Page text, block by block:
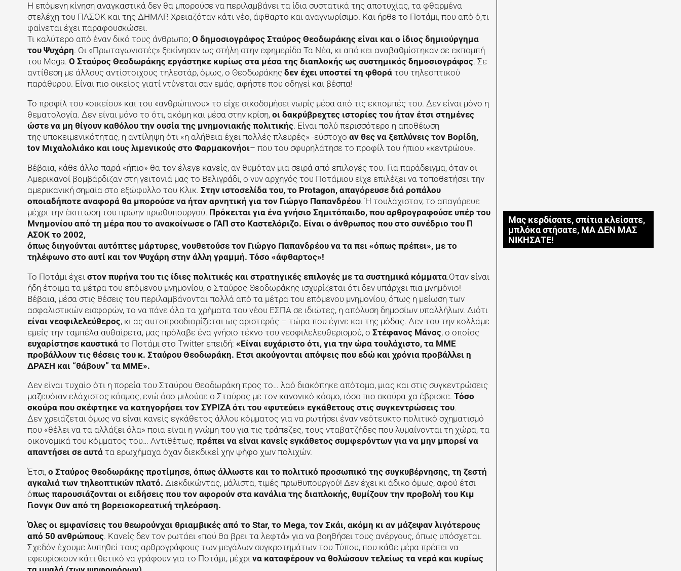
Η επόμενη κίνηση αναγκαστικά δεν θα μπορούσε να περιλαμβάνει τα ίδια συστατικά της αποτυχίας, τα φθαρμένα
στελέχη του ΠΑΣΟΚ και της ΔΗΜΑΡ. Χρειαζόταν κάτι νέο, άφθαρτο και αναγνωρίσιμο. Και ήρθε το Ποτάμι, που από ό,τι
φαίνεται έχει παραφουσκώσει.
Τι καλύτερο από έναν δικό τους άνθρωπο; Ο δημοσιογράφος Σταύρος Θεοδωράκης είναι και ο ίδιος δημιούργημα
του Ψυχάρη. Οι «Πρωταγωνιστές» ξεκίνησαν ως στήλη στην εφημερίδα Τα Νέα, κι από κει αναβαθμίστηκαν σε εκπομπή
του Mega. Ο Σταύρος Θεοδωράκης εργάστηκε κυρίως στα μέσα της διαπλοκής ως συστημικός δημοσιογράφος. Σε
αντίθεση με άλλους αντίστοιχους τηλεστάρ, όμως, ο Θεοδωράκης δεν έχει υποστεί τη φθοράτου τηλεοπτικού
παράθυρου. Είναι πιο οικείος γιατί ντύνεται σαν εμάς, αφήστε που οδηγεί και βέσπα!
Το προφίλ του «οικείου» και του «ανθρώπινου» το είχε οικοδομήσει νωρίς μέσα από τις εκπομπές του. Δεν είναι μόνο η
θεματολογία. Δεν είναι μόνο το ότι, ακόμη και μέσα στην κρίση, οι δακρύβρεχτες ιστορίες του ήταν έτσι στημένες
ώστε να μη θίγουν καθόλου την ουσία της μνημονιακής πολιτικής. Είναι πολύ περισσότερο η αποθέωση
της υποκειμενικότητας, η αντίληψη ότι «η αλήθεια έχει πολλές πλευρές» -εύστοχο αν θες να ξεπλύνεις τον Βορίδη,
tov Μιχαλολιάκο και ιους λιμενικούς στο Φαρμακονήοι– που του σφυρηλάτησε το προφίλ του ήπιου «κεντρώου».
Βέβαια, κάθε άλλο παρά «ήπιο» θα τον έλεγε κανείς, αν θυμόταν μια σειρά από επιλογές του. Για παράδειγμα, όταν οι
Αμερικανοί βομβάρδιζαν στη γειτονιά μας το Βελιγράδι, ο νυν αρχηγός του Ποτάμιου είχε επιλέξει να τοποθετήσει την
αμερικανική σημαία στο εξώφυλλο του Κλικ. Στην ιστοσελίδα του, το Protagon, απαγόρευσε διά ροπάλου
οποιαδήποτε αναφορά θα μπορούσε να ήταν αρνητική για τον Γιώργο Παπανδρέου. Ή τουλάχιστον, το απαγόρευε
μέχρι την έκπτωση του πρώην πρωθυπουργού. Πρόκειται για ένα γνήσιο Σημιτόπαιδο, που αρθρογραφούσε υπέρ του
Μνημονίου από τη μέρα που το ανακοίνωσε ο ΓΑΠ στο Καστελόριζο. Είναι ο άνθρωπος που στο συνέδριο του Π
ΑΣΟΚ το 2002,
όπως διηγούνται αυτόπτες μάρτυρες, νουθετούσε τον Γιώργο Παπανδρέου να τα πει «όπως πρέπει», με το
τηλέφωνο στο αυτί και τον Ψυχάρη στην άλλη γραμμή. Τόσο «άφθαρτος»!
Το Ποτάμι έχει στον πυρήνα του τις ίδιες πολιτικές και στρατηγικές επιλογές με τα συστημικά κόμματα.Οταν είναι
ήδη έτοιμα τα μέτρα του επόμενου μνημονίου, ο Σταύρος Θεοδωράκης ισχυρίζεται ότι δεν υπάρχει πια μνημόνιο!
Βέβαια, μέσα στις θέσεις του περιλαμβάνονται πολλά από τα μέτρα του επόμενου μνημονίου, όπως η μείωση των
ασφαλιστικών εισφορών, το να πάνε όλα τα χρήματα του νέου ΕΣΠΑ σε ιδιώτες, η απόλυση δημοσίων υπαλλήλων. Διότι
είναι νεοφιλελεύθερος, κι ας αυτοπροσδιορίζεται ως αριστερός – τώρα που έγινε και της μόδας. Δεν του την κολλάμε
εμείς την ταμπέλα αυθαίρετα, μας πρόλαβε ένα γνήσιο τέκνο του νεοφιλελευθερισμού, ο Στέφανος Μάνος, ο οποίος
ευχαρίστησε καυστικάτο Ποτάμι στο Twitter επειδή: «Είναι ευχάριστο ότι, για την ώρα τουλάχιστο, τα ΜΜΕ
προβάλλουν τις θέσεις του κ. Σταύρου Θεοδωράκη. Ετσι ακούγονται απόψεις που εδώ και χρόνια προβάλλει η
ΔΡΑΣΗ και “θάβουν” τα ΜΜΕ».
Δεν είναι τυχαίο ότι η πορεία του Σταύρου Θεοδωράκη προς το… λαό διακόπηκε απότομα, μιας και στις συγκεντρώσεις
μαζευόιαν ελάχιστος κόσμος, ενώ όσο μιλούσε ο Σταύρος με τον κανονικό κόσμο, ιόσο πιο σκούρα χα έβρισκε. Τόσο
σκούρα που σκέφτηκε να κατηγορήσει τον ΣΥΡΙΖΑ ότι του «φυτεύει» εγκάθετους στις συγκεντρώσεις του.
Δεν χρειάζεται όμως να είναι κανείς εγκάθετος άλλου κόμματος για να ρωτήσει έναν νεότευκτο πολιτικό σχηματισμό
που «θέλει να τα αλλάξει όλα» ποια είναι η γνώμη του για τις τράπεζες, τους νταβατζήδες που λυμαίνονται τη χώρα, τα
οικονομικά του κόμματος του… Αντιθέτως, πρέπει να είναι κανείς εγκάθετος συμφερόντων για να μην μπορεί να
απαντήσει σε αυτάτα ερωχήμαχα όχαν διεκδικεί χην ψήφο χων πολιχών.
Έτσι, ο Σταύρος Θεοδωράκης προτίμησε, όπως άλλωστε και το πολιτικό προσωπικό της συγκυβέρνησης, τη ζεστή
αγκαλιά των τηλεοπτικών πλατό. Διεκδικώντας, μάλιστα, τιμές πρωθυπουργού! Δεν έχει κι άδικο όμως, αφού έτσι
όπως παρουσιάζονται οι ειδήσεις που τον αφορούν στα κανάλια της διαπλοκής, θυμίζουν την προβολή του Κιμ
Γιονγκ Ουν από τη βορειοκορεατική τηλεόραση.
Όλες οι εμφανίσεις του θεωρούνχαι θριαμβικές από το Star, το Mega, τον Σκάι, ακόμη κι αν μάζεψαν λιγότερους
από 50 ανθρώπους. Κανείς δεν τον ρωτάει «πού θα βρει τα λεφτά» για να βοηθήσει τους ανέργους, όπως υπόσχεται.
Σχεδόν έχουμε λυπηθεί τους αρθρογράφους των μεγάλων συγκροτημάτων του Τύπου, που κάθε μέρα πρέπει να
εφευρίσκουν κάτι θετικό να γράφουν για το Ποτάμι, μέχρι να καταφέρουν να θολώσουν τελείως τα νερά και κυρίως
Μας κερδίσατε, σπίτια κλείσατε,
μπλόκα στήσατε, ΜΑ ΔΕΝ ΜΑΣ
ΝΙΚΗΣΑΤΕ!